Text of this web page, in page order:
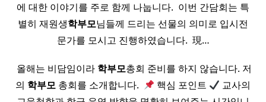
에 대한 이야기를 주로 함께 나눕니다. ​ 이번 간담회는 특
별히 재원생학부모님들께 드리는 선물의 의미로 입시전
문가를 모시고 진행하였습니다. ​ 現…
​ 올해는 비담임이라 학부모총회 준비를 하지 않습니다. 저
의 학부모총회를 소개합니다. ​ 핵심 포인트
교사의